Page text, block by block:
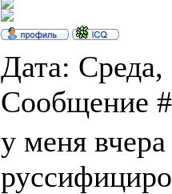
Дата:
Сообщение
у меня